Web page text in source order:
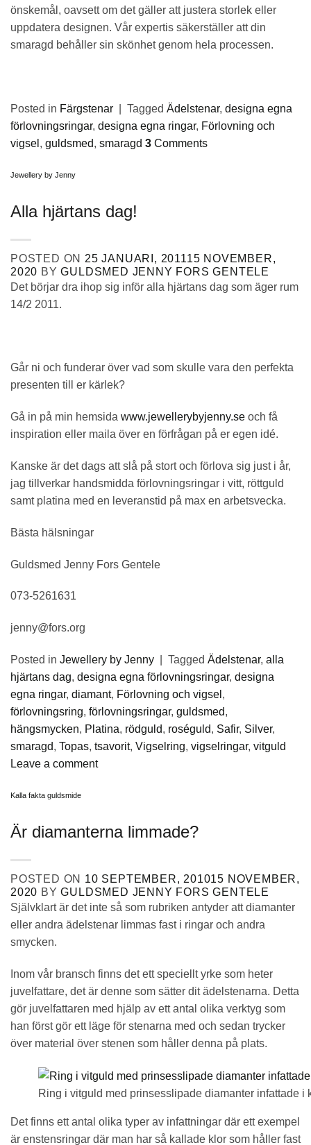
önskemål, oavsett om det gäller att justera storlek eller
uppdatera designen. Vår expertis säkerställer att din
smaragd behåller sin skönhet genom hela processen.
Posted in Färgstenar Tagged Ädelstenar, designa egna
förlovningsringar, designa egna ringar, Förlovning och
vigsel , guldsmed, smaragd 3 Comments
Jewellery by Jenny
Alla hjärtans dag!
POSTED ON 25 JANUARI, 201115 NOVEMBER,
2020 BYGULDSMED JENNY FORS GENTELE
Det börjar dra ihop sig inför alla hjärtans dag som äger rum
14/2 2011.
Går ni och funderar över vad som skulle vara den perfekta
presenten till er kärlek?
Gå in på min hemsida www.jewellerybyjenny.se och få
inspiration eller maila över en förfrågan på er egen idé.
Kanske är det dags att slå på stort och förlova sig just i år,
jag tillverkar handsmidda förlovningsringar i vitt, röttguld
samt platina med en leveranstid på max en arbetsvecka.
Bästa hälsningar
Guldsmed Jenny Fors Gentele
073-5261631
jenny@fors.org
Posted in Jewellery by Jenny Tagged Ädelstenar, alla
hjärtans dag, designa egna förlovningsringar, designa
egna ringar, diamant, Förlovning och vigsel ,
förlovningsring, förlovningsringar, guldsmed,
hängsmycken, Platina, rödguld, roséguld, Safir, Silver,
smaragd, Topas, tsavorit, Vigselring, vigselringar, vitguld
Leave a comment
Kalla fakta guldsmide
Är diamanterna limmade?
POSTED ON 10 SEPTEMBER, 201015 NOVEMBER,
2020 BYGULDSMED JENNY FORS GENTELE
Självklart är det inte så som rubriken antyder att diamanter
eller andra ädelstenar limmas fast i ringar och andra
smycken.
Inom vår bransch finns det ett speciellt yrke som heter
juvelfattare, det är denne som sätter dit ädelstenarna. Detta
gör juvelfattaren med hjälp av ett antal olika verktyg som
han först gör ett läge för stenarna med och sedan trycker
över material över stenen som håller denna på plats.
Ring i vitguld med prinsesslipade diamanter infattade i
Det finns ett antal olika typer av infattningar där ett exempel
är enstensringar där man har så kallade klor som håller fast